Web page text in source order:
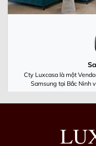
Cty Luxcasa là một
Samsung tại Bắc Ninh